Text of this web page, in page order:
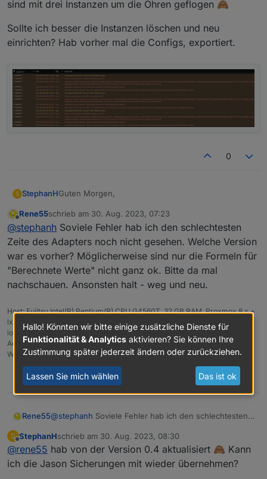
sind mit drei Instanzen um die Ohren geflogen 🙈
Sollte ich besser die Instanzen löschen und neu
einrichten? Hab vorher mal die Configs, exportiert.
0
S StephanHGuten Morgen,
hab gerade auf die neue Version aktualisiert und
nun sind mit drei Instanzen um die Ohren geflogen
🙈
Sollte ich besser die Instanzen löschen und neu
einrichten? Hab vorher mal die Configs, exportiert.
Offline
Rene55schrieb am 30. Aug. 2023, 07:23
zuletzt editiert von
@stephanh Soviele Fehler hab ich den schlechtesten
Zeite des Adapters noch nicht gesehen. Welche Version
war es vorher? Möglicherweise sind nur die Formeln für
"Berechnete Werte" nicht ganz ok. Bitte da mal
nachschauen. Ansonsten halt - weg und neu.
Host: Fujitsu Intel(R) Pentium(R) CPU G4560T, 32 GB RAM, Proxmox 8.x +
lxc Ubuntu 22.04
ioBroker (8 GB RAM) Node.js: 20.19.1, NPM: 10.8.2, js-Controller: 7.0.6,
Admin: 7.6.3
Wetterstation: Froggit WH3000SE V1.6.6
0
Rene55@stephanh Soviele Fehler hab ich den schlechtesten
Version war es vorher? Möglicherweise sind nur die
Formeln für "Berechnete Werte" nicht ganz ok. Bitte
da mal nachschauen. Ansonsten halt - weg und neu.
S
Offline
StephanHschrieb am 30. Aug. 2023, 08:30
zuletzt editiert von
@rene55 hab von der Version 0.4 aktualisiert 🙈 Kann
ich die Jason Sicherungen mit wieder übernehmen?
Hallo! Könnten wir bitte einige zusätzliche Dienste für
Funktionalität & Analytics aktivieren? Sie können Ihre
Zustimmung später jederzeit ändern oder zurückziehen.
Lassen Sie mich wählen Das ist ok